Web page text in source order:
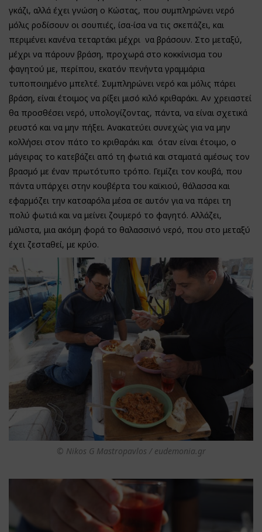
γκάζι, αλλά έχει γνώση ο Κώστας, που συμπληρώνει νερό
μόλις ροδίσουν οι σουπιές, ίσα-ίσα να τις σκεπάζει, και
περιμένει κανένα τεταρτάκι μέχρι να βράσουν. Στο μεταξύ,
μέχρι να πάρουν βράση, προχωρά στο κοκκίνισμα του
φαγητού με, περίπου, εκατόν πενήντα γραμμάρια
τυποποιημένο μπελτέ. Συμπληρώνει νερό και μόλις πάρει
βράση, είναι έτοιμος να ρίξει μισό κιλό κριθαράκι. Αν χρειαστεί
θα προσθέσει νερό, υπολογίζοντας, πάντα, να είναι σχετικά
ρευστό και να μην πήξει. Ανακατεύει συνεχώς για να μην
κολλήσει στον πάτο το κριθαράκι και όταν είναι έτοιμο, ο
μάγειρας το κατεβάζει από τη φωτιά και σταματά αμέσως τον
βρασμό με έναν πρωτότυπο τρόπο. Γεμίζει τον κουβά, που
πάντα υπάρχει στην κουβέρτα του καϊκιού, θάλασσα και
εφαρμόζει την κατσαρόλα μέσα σε αυτόν για να πάρει τη
πολύ φωτιά και να μείνει ζουμερό το φαγητό. Αλλάζει,
μάλιστα, μια ακόμη φορά το θαλασσινό νερό, που στο μεταξύ
έχει ζεσταθεί, με κρύο.
© Nikos G Mastropavlos / eudemonia.gr